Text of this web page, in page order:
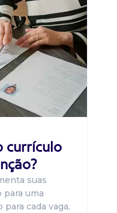
currículo
suas
para uma
cada vaga,